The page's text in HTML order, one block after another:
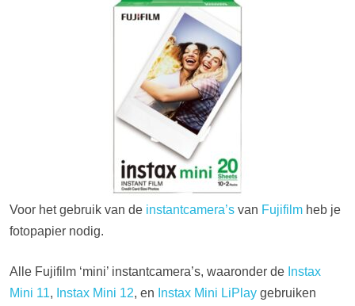
Voor het gebruik van de instantcamera’s van Fujifilm heb je
fotopapier nodig.
Alle Fujifilm ‘mini’ instantcamera’s, waaronder de Instax
Mini 11, Instax Mini 12, en Instax Mini LiPlay gebruiken